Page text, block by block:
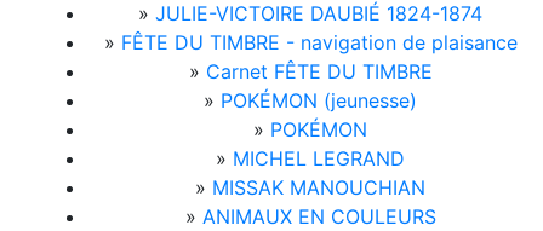
» JULIE-VICTOIRE DAUBIÉ 1824-1874
» FÊTE DU TIMBRE - navigation de plaisance
» Carnet FÊTE DU TIMBRE
» POKÉMON (jeunesse)
» POKÉMON
» MICHEL LEGRAND
» MISSAK MANOUCHIAN
» ANIMAUX EN COULEURS